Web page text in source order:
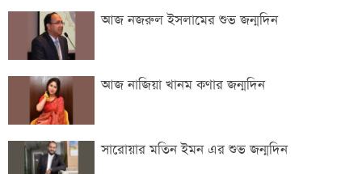
আজ নজরুল ইসলামের শুভ জন্মদিন
আজ নাজিয়া খানম কণার জন্মদিন
সারোয়ার মতিন ইমন এর শুভ জন্মদিন